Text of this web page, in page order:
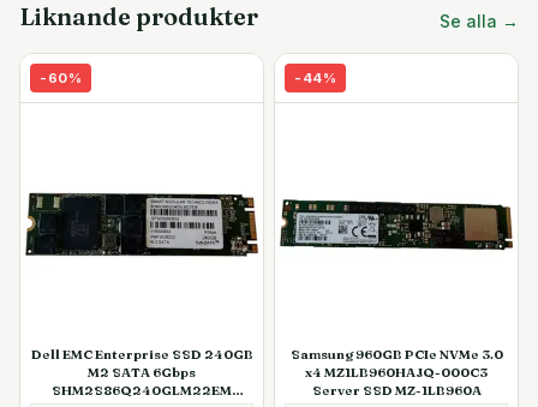
Liknande produkter Se alla →
- 60%
Dell EMC Enterprise SSD 240GB
M2 SATA 6Gbps
SHM2S86Q240GLM22EM
- 44%
Samsung 960GB PCIe NVMe 3.0
x4 MZ1LB960HAJQ-000C3
Server SSD MZ-1LB960A